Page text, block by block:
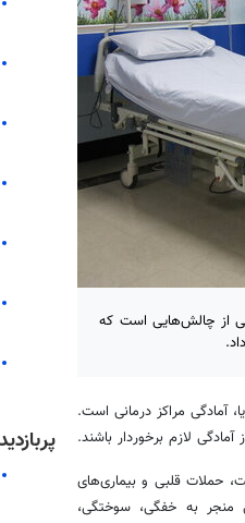
از چالش‌هایی است که
آمادگی مراکز درمانی است.
لازم برخوردار باشند.
حملات قلبی و بیماری‌های
به خفگی، سوختگی،